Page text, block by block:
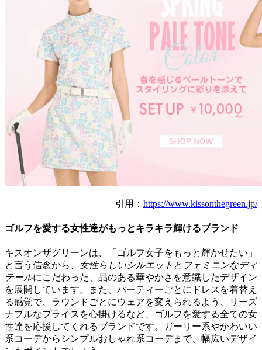
引用： https://www.kissonthegreen.jp/
ゴルフを愛する女性達がもっとキラキラ輝けるブランド
キスオンザグリーンは、「ゴルフ女子をもっと輝かせたい」
と言う信念から、
女性らしいシルエットとフェミニンなディ
テールにこだわった、品のある華やかさを意識したデザイン
を展開しています。また、パーティーごとにドレスを着替え
る感覚で、ラウンドごとにウェアを変えられるよう、リーズ
ナブルなプライスを心掛けるなど、ゴルフを愛する全ての女
性達を応援してくれるブランドです。ガーリー系やかわいい
系コーデからシンプルおしゃれ系コーデまで、幅広いデザイ